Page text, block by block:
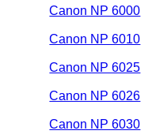
Canon NP 6000
Canon NP 6010
Canon NP 6025
Canon NP 6026
Canon NP 6030